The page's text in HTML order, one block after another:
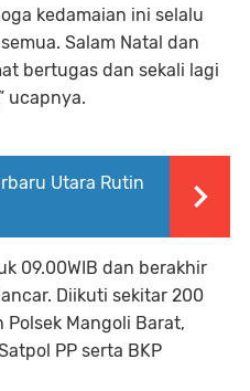
kedamaian ini selalu
Salam Natal dan
bertugas dan sekali lagi
ucapnya.
Utara Rutin
09.00WIB dan berakhir
Diikuti sekitar 200
Mangoli Barat,
PP serta BKP